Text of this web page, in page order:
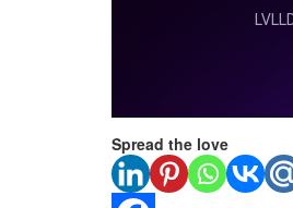
Spread the love